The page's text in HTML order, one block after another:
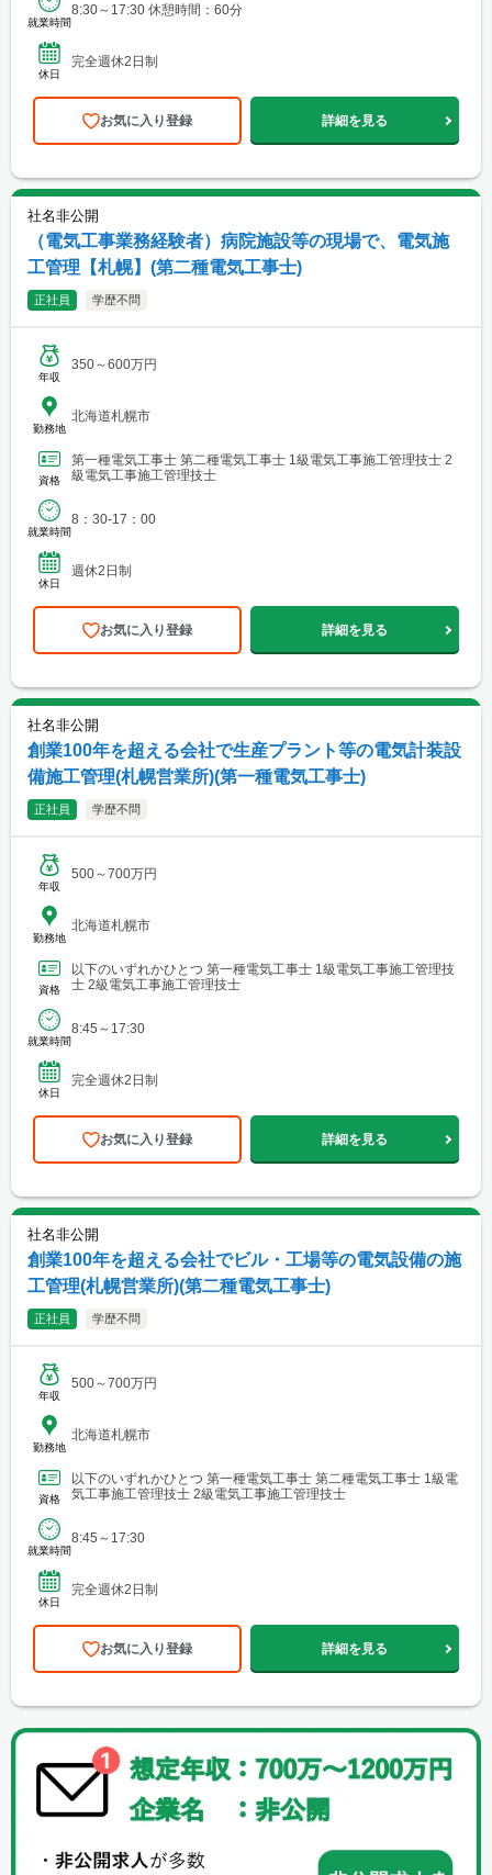
就業時間
8:30～17:30 休憩時間：60分
休日
完全週休2日制
お気に入り登録 詳細を見る
社名非公開
（電気工事業務経験者）病院施設等の現場で、電気施
工管理【札幌】(第二種電気工事士)
正社員 学歴不問
年収
350～600万円
勤務地
北海道札幌市
資格
第一種電気工事士 第二種電気工事士 1級電気工事施工管理技士 2
級電気工事施工管理技士
就業時間
8：30-17：00
休日
週休2日制
お気に入り登録 詳細を見る
社名非公開
創業100年を超える会社で生産プラント等の電気計装設
備施工管理(札幌営業所)(第一種電気工事士)
正社員 学歴不問
年収
500～700万円
勤務地
北海道札幌市
資格
以下のいずれかひとつ 第一種電気工事士 1級電気工事施工管理技
士 2級電気工事施工管理技士
就業時間
8:45～17:30
休日
完全週休2日制
お気に入り登録 詳細を見る
社名非公開
創業100年を超える会社でビル・工場等の電気設備の施
工管理(札幌営業所)(第二種電気工事士)
正社員 学歴不問
年収
500～700万円
勤務地
北海道札幌市
資格
以下のいずれかひとつ 第一種電気工事士 第二種電気工事士 1級電
気工事施工管理技士 2級電気工事施工管理技士
就業時間
8:45～17:30
休日
完全週休2日制
お気に入り登録 詳細を見る